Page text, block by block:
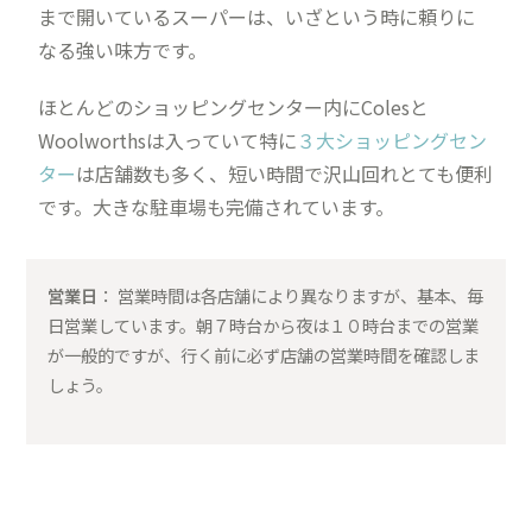
まで開いているスーパーは、いざという時に頼りに
なる強い味方です。
ほとんどのショッピングセンター内にColesと
Woolworthsは入っていて特に３大ショッピングセン
ターは店舗数も多く、短い時間で沢山回れとても便利
です。大きな駐車場も完備されています。
営業日 ： 営業時間は各店舗により異なりますが、基本、毎
日営業しています。朝７時台から夜は１０時台までの営業
が一般的ですが、行く前に必ず店舗の営業時間を確認しま
しょう。